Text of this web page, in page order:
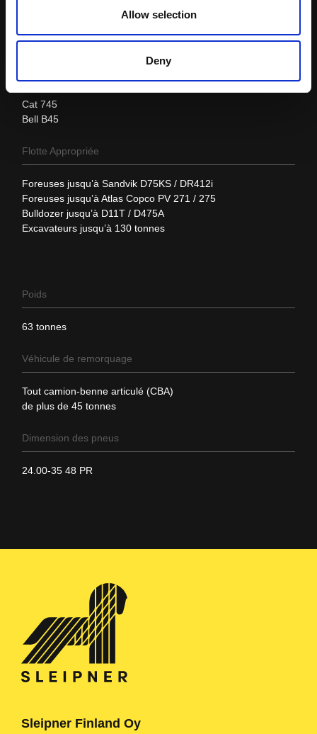
Allow selection
Deny
Machine motrice recommandée
Cat 745
Bell B45
Flotte Appropriée
Foreuses jusqu’à Sandvik D75KS / DR412i
Foreuses jusqu’à Atlas Copco PV 271 / 275
Bulldozer jusqu’à D11T / D475A
Excavateurs jusqu’à 130 tonnes
Poids
63 tonnes
Véhicule de remorquage
Tout camion-benne articulé (CBA)
de plus de 45 tonnes
Dimension des pneus
24.00-35 48 PR
Sleipner Finland Oy